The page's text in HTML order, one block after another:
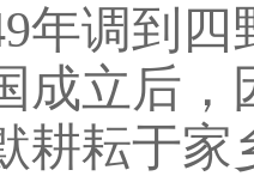
年调到
成立后
耕耘于家